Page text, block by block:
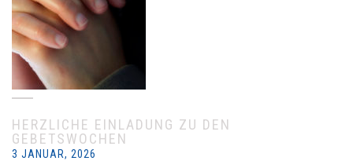
HERZLICHE EINLADUNG ZU DEN
GEBETSWOCHEN
3 JANUAR, 2026